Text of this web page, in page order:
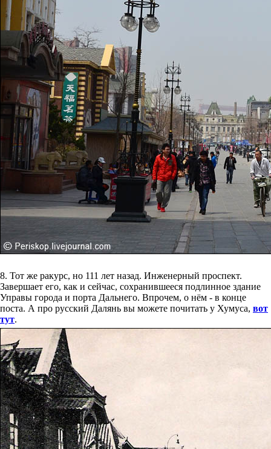
8. Тот же ракурс, но 111 лет назад. Инженерный проспект.
Завершает его, как и сейчас, сохранившееся подлинное здание
Управы города и порта Дальнего. Впрочем, о нём - в конце
поста. А про русский Далянь вы можете почитать у Хумуса, вот
тут.